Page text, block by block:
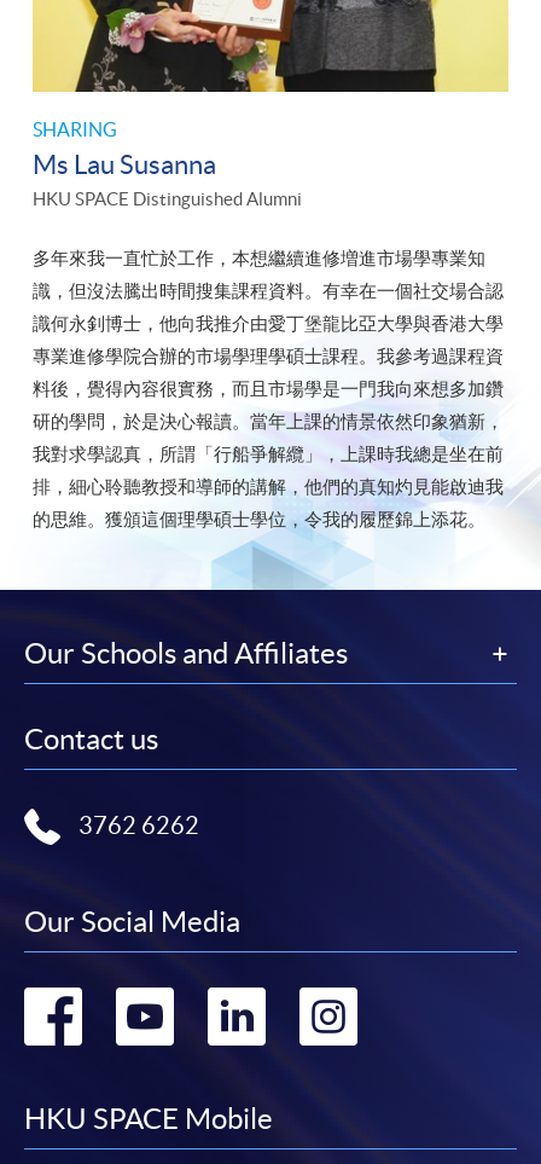
SHARING
Ms Lau Susanna
HKU SPACE Distinguished Alumni
多年來我一直忙於工作，本想繼續進修増進市場學專業知
識，但沒法騰出時間搜集課程資料。有幸在一個社交場合認
識何永釗博士，他向我推介由愛丁堡龍比亞大學與香港大學
專業進修學院合辦的市場學理學碩士課程。我參考過課程資
料後，覺得內容很實務，而且市場學是一門我向來想多加鑽
研的學問，於是決心報讀。當年上課的情景依然印象猶新，
我對求學認真，所謂「行船爭解纜」，上課時我總是坐在前
排，細心聆聽教授和導師的講解，他們的真知灼見能啟迪我
的思維。獲頒這個理學碩士學位，令我的履歷錦上添花。
Our Schools and Affiliates
Contact us
3762 6262
Our Social Media
Go
facebook
Go
youtube
Go
linkedin
HKU SPACE Mobile